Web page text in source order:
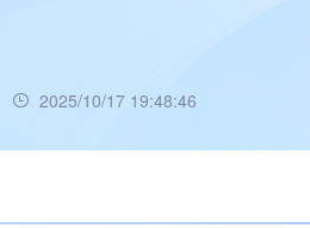
2025/10/17 19:48:46